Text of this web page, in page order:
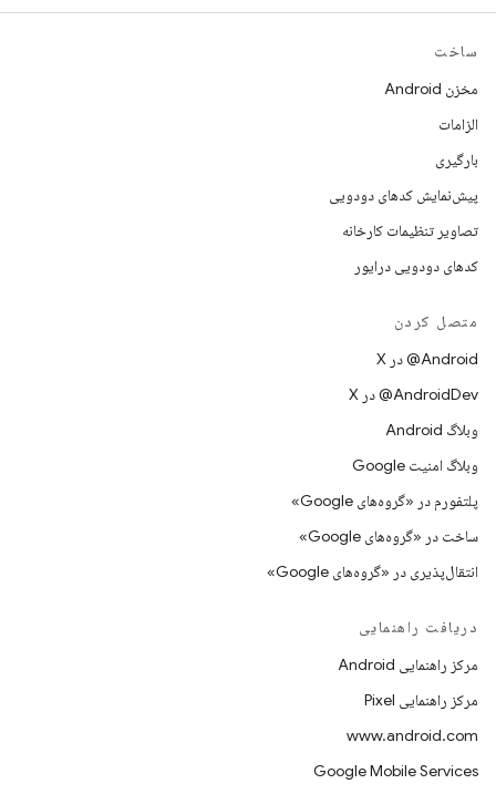
ساخت
مخزن Android
الزامات
بارگیری
پیش‌نمایش کدهای دودویی
تصاویر تنظیمات کارخانه
کدهای دودویی درایور
متصل کردن
‫‎@Android در X
‫‎@AndroidDev در X
وبلاگ Android
وبلاگ امنیت Google
پلتفورم در «گروه‌های Google»
ساخت در «گروه‌های Google»
انتقال‌پذیری در «گروه‌های Google»
دریافت راهنمایی
مرکز راهنمایی Android
مرکز راهنمایی Pixel
www.android.com
Google Mobile Services